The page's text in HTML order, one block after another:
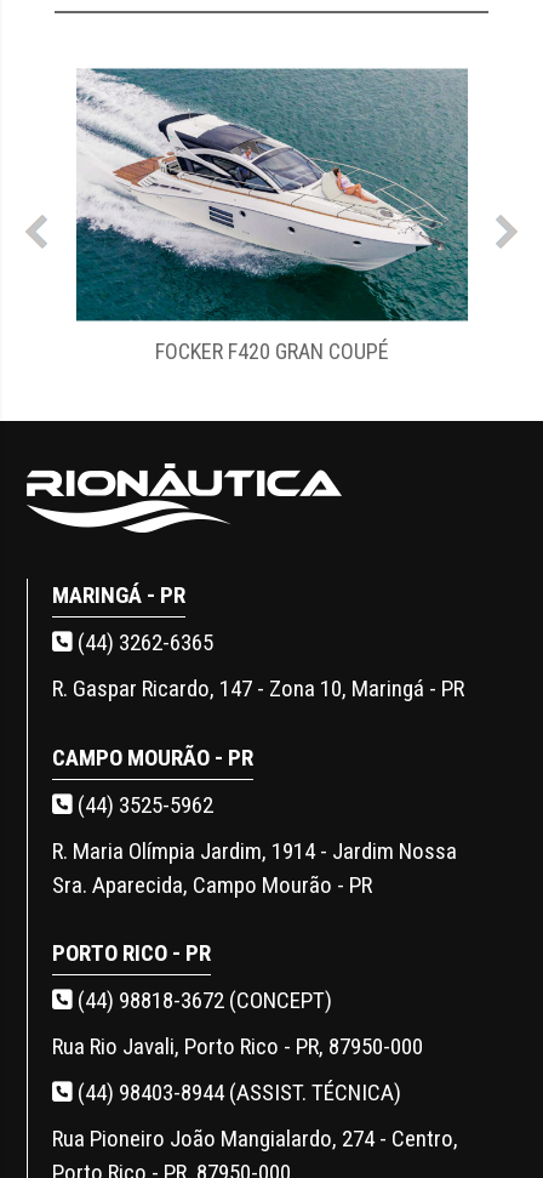
FOCKER F420 GRAN COUPÉ
MARINGÁ - PR
(44) 3262-6365
R. Gaspar Ricardo, 147 - Zona 10, Maringá - PR
CAMPO MOURÃO - PR
(44) 3525-5962
R. Maria Olímpia Jardim, 1914 - Jardim Nossa
Sra. Aparecida, Campo Mourão - PR
PORTO RICO - PR
(44) 98818-3672 (CONCEPT)
Rua Rio Javali, Porto Rico - PR, 87950-000
(44) 98403-8944 (ASSIST. TÉCNICA)
Rua Pioneiro João Mangialardo, 274 - Centro,